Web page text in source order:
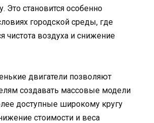
Это становится особенно
городской среды, где
чистота воздуха и снижение
двигатели позволяют
создавать массовые модели
доступные широкому кругу
стоимости и веса